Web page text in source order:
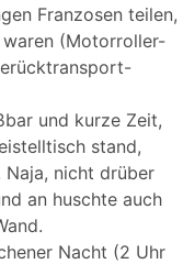
Franzosen teilen,
waren (Motorroller-
und kurze Zeit,
stand,
nicht drüber
an huschte auch
Nacht (2 Uhr